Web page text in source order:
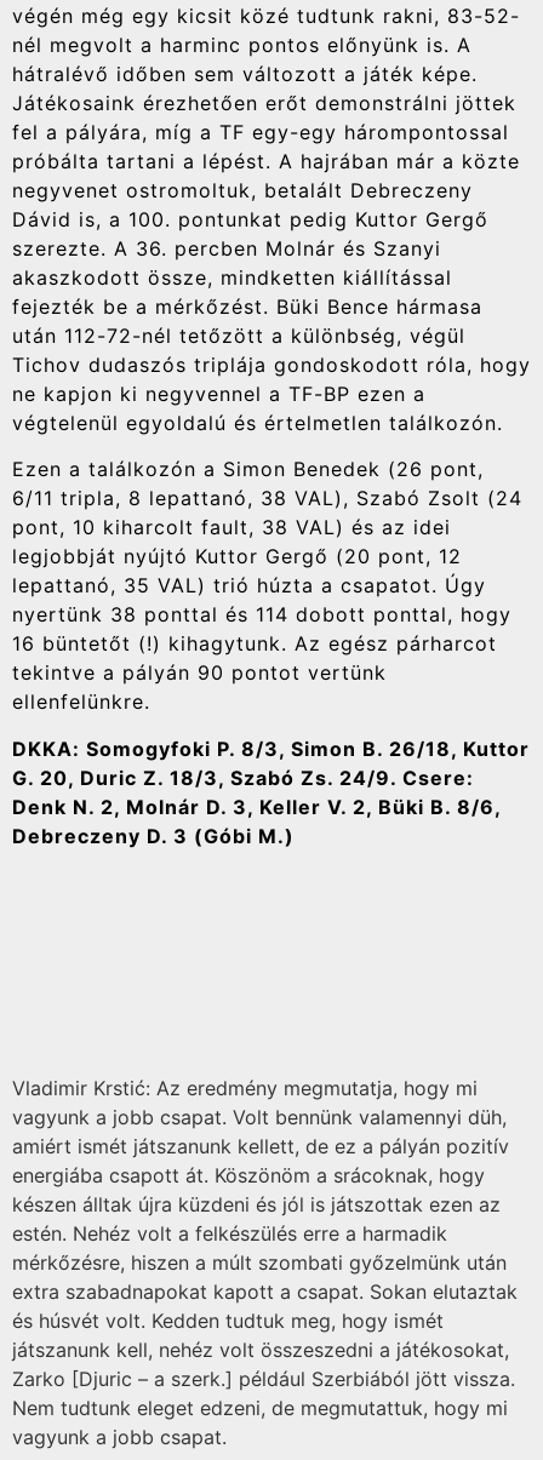
végén még egy kicsit közé tudtunk rakni, 83-52-
nél megvolt a harminc pontos előnyünk is. A
hátralévő időben sem változott a játék képe.
Játékosaink érezhetően erőt demonstrálni jöttek
fel a pályára, míg a TF egy-egy hárompontossal
próbálta tartani a lépést. A hajrában már a közte
negyvenet ostromoltuk, betalált Debreczeny
Dávid is, a 100. pontunkat pedig Kuttor Gergő
szerezte. A 36. percben Molnár és Szanyi
akaszkodott össze, mindketten kiállítással
fejezték be a mérkőzést. Büki Bence hármasa
után 112-72-nél tetőzött a különbség, végül
Tichov dudaszós triplája gondoskodott róla, hogy
ne kapjon ki negyvennel a TF-BP ezen a
végtelenül egyoldalú és értelmetlen találkozón.
Ezen a találkozón a Simon Benedek (26 pont,
6/11 tripla, 8 lepattanó, 38 VAL), Szabó Zsolt (24
pont, 10 kiharcolt fault, 38 VAL) és az idei
legjobbját nyújtó Kuttor Gergő (20 pont, 12
lepattanó, 35 VAL) trió húzta a csapatot. Úgy
nyertünk 38 ponttal és 114 dobott ponttal, hogy
16 büntetőt (!) kihagytunk. Az egész párharcot
tekintve a pályán 90 pontot vertünk
ellenfelünkre.
DKKA: Somogyfoki P. 8/3, Simon B. 26/18, Kuttor
G. 20, Duric Z. 18/3, Szabó Zs. 24/9. Csere:
Denk N. 2, Molnár D. 3, Keller V. 2, Büki B. 8/6,
Debreczeny D. 3 (Góbi M.)
Vladimir Krstić: Az eredmény megmutatja, hogy mi
vagyunk a jobb csapat. Volt bennünk valamennyi düh,
amiért ismét játszanunk kellett, de ez a pályán pozitív
energiába csapott át. Köszönöm a srácoknak, hogy
készen álltak újra küzdeni és jól is játszottak ezen az
estén. Nehéz volt a felkészülés erre a harmadik
mérkőzésre, hiszen a múlt szombati győzelmünk után
extra szabadnapokat kapott a csapat. Sokan elutaztak
és húsvét volt. Kedden tudtuk meg, hogy ismét
játszanunk kell, nehéz volt összeszedni a játékosokat,
Zarko [Djuric – a szerk.] például Szerbiából jött vissza.
Nem tudtunk eleget edzeni, de megmutattuk, hogy mi
vagyunk a jobb csapat.